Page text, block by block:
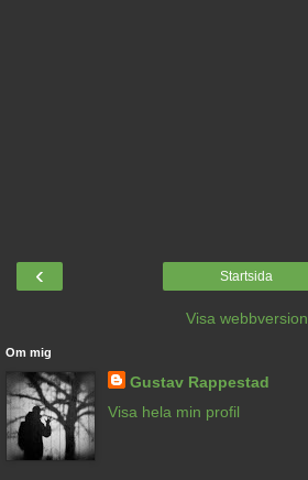
‹ Startsida
Visa webbversion
Om mig
Gustav Rappestad
Visa hela min profil